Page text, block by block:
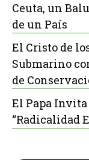
Ceuta, un
de un País
El Cristo de
Submarino
de
El Papa
“Radicalidad